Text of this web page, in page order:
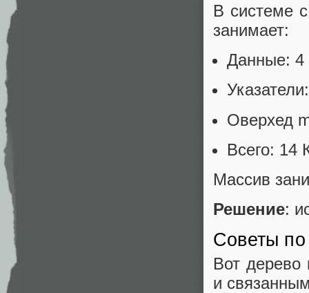
В системе
занимает:
Данные: 4
Оверхед
Всего: 14
Массив
Решение:
Советы
Вот
и